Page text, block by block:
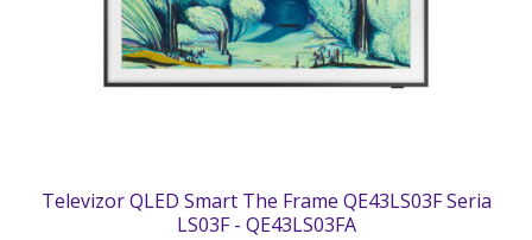
Televizor QLED Smart The Frame QE43LS03F Seria
LS03F - QE43LS03FA